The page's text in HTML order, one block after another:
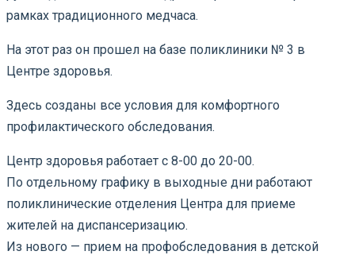
рамках традиционного медчаса.
На этот раз он прошел на базе поликлиники № 3 в
Центре здоровья.
Здесь созданы все условия для комфортного
профилактического обследования.
Центр здоровья работает с 8-00 до 20-00.
По отдельному графику в выходные дни работают
поликлинические отделения Центра для приеме
жителей на диспансеризацию.
Из нового — прием на профобследования в детской